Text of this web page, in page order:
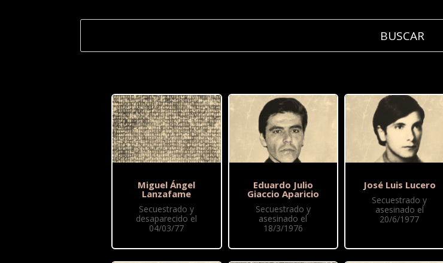
Miguel Ángel
Lanzafame
Secuestrado y
desaparecido el
04/03/77
Eduardo Julio
Giaccio Aparicio
Secuestrado y
asesinado el
18/3/1976
José Luis Lucero
Secuestrado y
asesinado el
20/6/1977